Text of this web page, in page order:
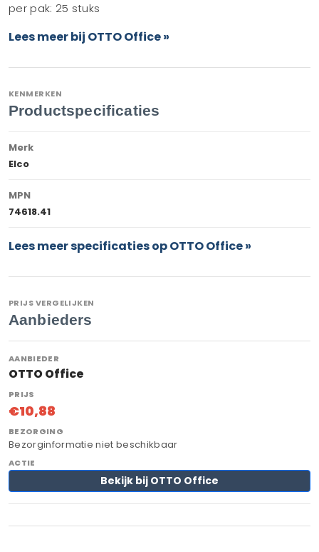
per pak: 25 stuks
Lees meer bij OTTO Office »
KENMERKEN
Productspecificaties
Merk
Elco
MPN
74618.41
Lees meer specificaties op OTTO Office »
PRIJS VERGELIJKEN
Aanbieders
OTTO Office
€10,88
Bezorginformatie niet beschikbaar
Bekijk bij OTTO Office